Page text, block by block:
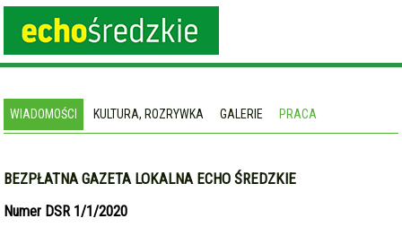
WIADOMOŚCI KULTURA, ROZRYWKA GALERIE PRACA
BEZPŁATNA GAZETA LOKALNA ECHO ŚREDZKIE
Numer DSR 1/1/2020